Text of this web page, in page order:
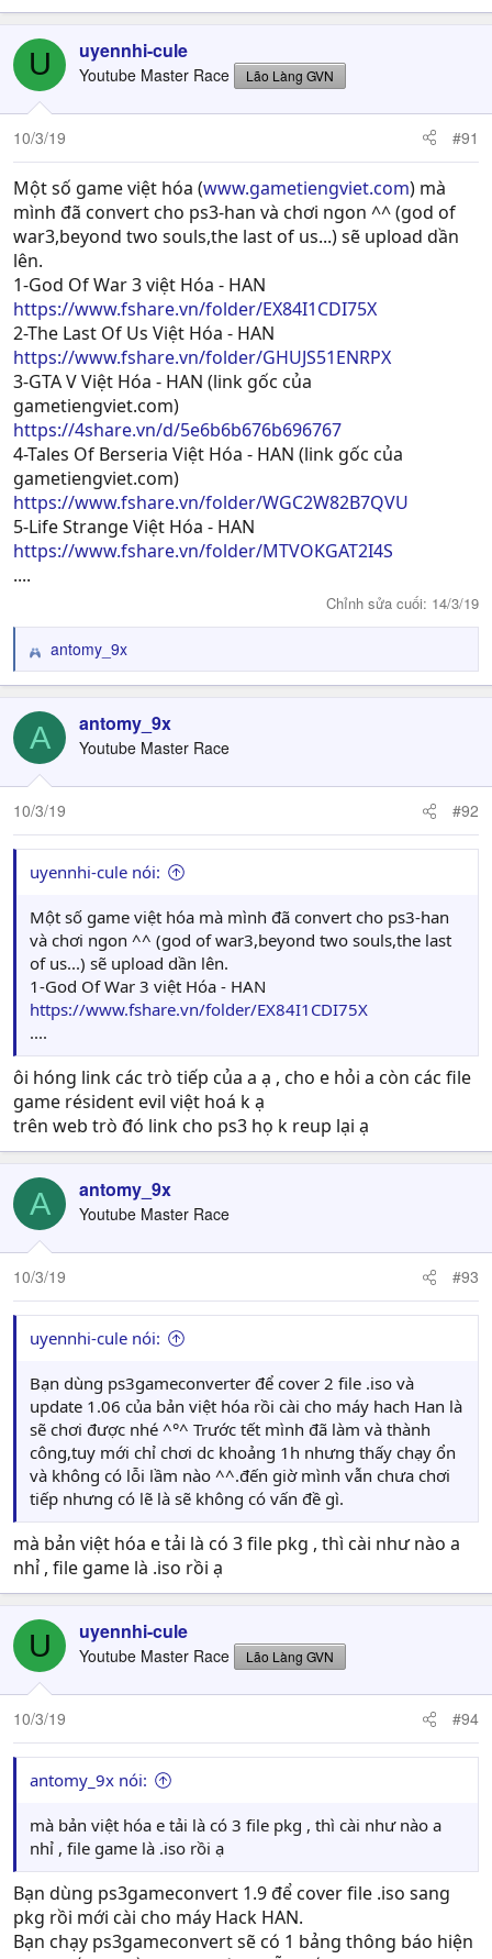
U uyennhi-cule
Youtube Master Race Lão Làng GVN
10/3/19 #91
Một số game việt hóa (www.gametiengviet.com) mà
mình đã convert cho ps3-han và chơi ngon ^^ (god of
war3,beyond two souls,the last of us...) sẽ upload dần
lên.
1-God Of War 3 việt Hóa - HAN
https://www.fshare.vn/folder/EX84I1CDI75X
2-The Last Of Us Việt Hóa - HAN
https://www.fshare.vn/folder/GHUJS51ENRPX
3-GTA V Việt Hóa - HAN (link gốc của
gametiengviet.com)
https://4share.vn/d/5e6b6b676b696767
4-Tales Of Berseria Việt Hóa - HAN (link gốc của
gametiengviet.com)
https://www.fshare.vn/folder/WGC2W82B7QVU
5-Life Strange Việt Hóa - HAN
https://www.fshare.vn/folder/MTVOKGAT2I4S
....
Chỉnh sửa cuối: 14/3/19
R
e
c
i
o
n
:
antomy_9x
A antomy_9x
Youtube Master Race
10/3/19 #92
uyennhi-cule nói:
Một số game việt hóa mà mình đã convert cho ps3-han
và chơi ngon ^^ (god of war3,beyond two souls,the last
of us...) sẽ upload dần lên.
1-God Of War 3 việt Hóa - HAN
https://www.fshare.vn/folder/EX84I1CDI75X
....
ôi hóng link các trò tiếp của a ạ , cho e hỏi a còn các file
game résident evil việt hoá k ạ
trên web trò đó link cho ps3 họ k reup lại ạ
A antomy_9x
Youtube Master Race
10/3/19 #93
uyennhi-cule nói:
Bạn dùng ps3gameconverter để cover 2 file .iso và
update 1.06 của bản việt hóa rồi cài cho máy hach Han là
sẽ chơi được nhé ^°^ Trước tết mình đã làm và thành
công,tuy mới chỉ chơi dc khoảng 1h nhưng thấy chạy ổn
và không có lỗi lầm nào ^^.đến giờ mình vẫn chưa chơi
tiếp nhưng có lẽ là sẽ không có vấn đề gì.
mà bản việt hóa e tải là có 3 file pkg , thì cài như nào a
nhỉ , file game là .iso rồi ạ
U uyennhi-cule
Youtube Master Race Lão Làng GVN
10/3/19 #94
antomy_9x nói:
mà bản việt hóa e tải là có 3 file pkg , thì cài như nào a
nhỉ , file game là .iso rồi ạ
Bạn dùng ps3gameconvert 1.9 để cover file .iso sang
pkg rồi mới cài cho máy Hack HAN.
Bạn chạy ps3gameconvert sẽ có 1 bảng thông báo hiện